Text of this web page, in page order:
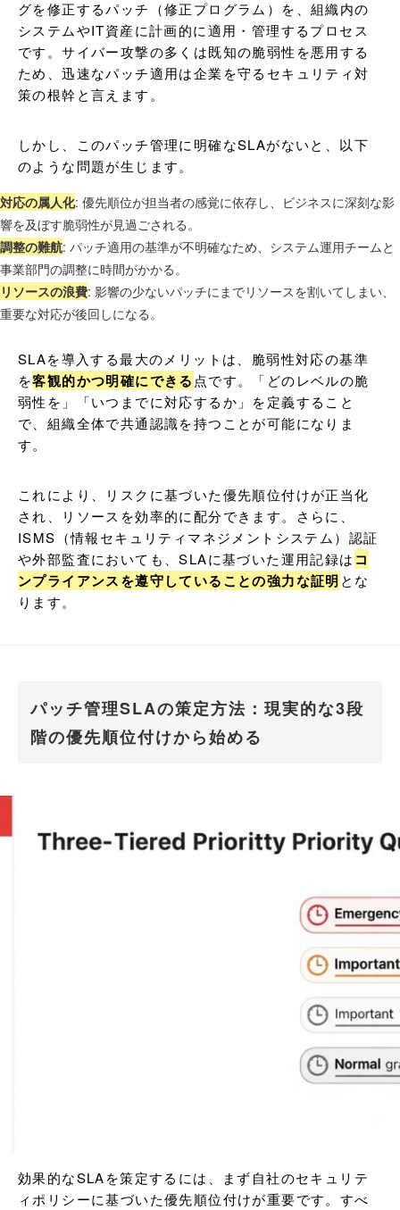
グを修正するパッチ（修正プログラム）を、組織内の
システムやIT資産に計画的に適用・管理するプロセス
です。サイバー攻撃の多くは既知の脆弱性を悪用する
ため、迅速なパッチ適用は企業を守るセキュリティ対
策の根幹と言えます。
しかし、このパッチ管理に明確なSLAがないと、以下
のような問題が生じます。
対応の属人化: 優先順位が担当者の感覚に依存し、ビジネスに深刻な影
響を及ぼす脆弱性が見過ごされる。
調整の難航: パッチ適用の基準が不明確なため、システム運用チームと
事業部門の調整に時間がかかる。
リソースの浪費: 影響の少ないパッチにまでリソースを割いてしまい、
重要な対応が後回しになる。
SLAを導入する最大のメリットは、脆弱性対応の基準
を客観的かつ明確にできる 点です。「どのレベルの脆
弱性を」「いつまでに対応するか」を定義すること
で、組織全体で共通認識を持つことが可能になりま
す。
これにより、リスクに基づいた優先順位付けが正当化
され、リソースを効率的に配分できます。さらに、
ISMS（情報セキュリティマネジメントシステム）認証
や外部監査においても、SLAに基づいた運用記録は コ
ンプライアンスを遵守していることの強力な証明とな
ります。
パッチ管理SLAの策定方法：現実的な3段
階の優先順位付けから始める
効果的なSLAを策定するには、まず自社のセキュリテ
ィポリシーに基づいた優先順位付けが重要です。すべ